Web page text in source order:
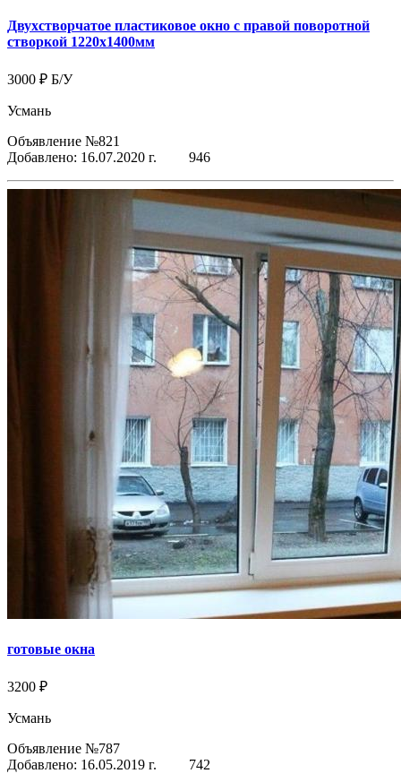
Двухстворчатое пластиковое окно с правой поворотной
створкой 1220x1400мм
3000 ₽ Б/У
Усмань
Объявление №821
Добавлено: 16.07.2020 г.
946
готовые окна
3200 ₽
Усмань
Объявление №787
Добавлено: 16.05.2019 г.
742